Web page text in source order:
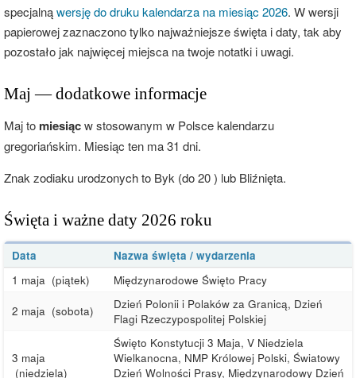
specjalnąwersję do druku kalendarza na miesiąc 2026. W wersji
papierowej zaznaczono tylko najważniejsze święta i daty, tak aby
pozostało jak najwięcej miejsca na twoje notatki i uwagi.
Maj — dodatkowe informacje
Maj to miesiącw stosowanym w Polsce kalendarzu
gregoriańskim. Miesiąc ten ma 31 dni.
Znak zodiaku urodzonych to Byk (do 20 ) lub Bliźnięta.
Święta i ważne daty 2026 roku
Data
Nazwa święta / wydarzenia
1 maja (piątek) Międzynarodowe Święto Pracy
2 maja (sobota)
Dzień Polonii i Polaków za Granicą, Dzień
Flagi Rzeczypospolitej Polskiej
3 maja
(niedziela)
Święto Konstytucji 3 Maja, V Niedziela
Wielkanocna, NMP Królowej Polski, Światowy
Dzień Wolności Prasy, Międzynarodowy Dzień